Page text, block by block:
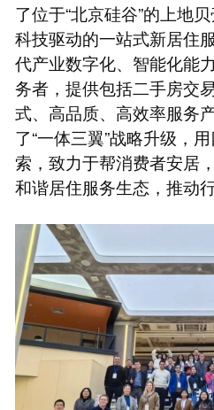
了位于“北京硅谷”的上地
科技驱动的一站式新居住
代产业数字化、智能化能
务者，提供包括二手房交
式、高品质、高效率服务
了“一体三翼”战略升级，
索，致力于帮消费者安居
和谐居住服务生态，推动行